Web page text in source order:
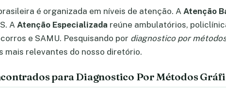
é organizada em níveis de atenção. A Atenção
A Atenção Especializada reúne ambulatórios,
e SAMU. Pesquisando por diagnostico por
mais relevantes do nosso diretório.
para Diagnostico Por Métodos